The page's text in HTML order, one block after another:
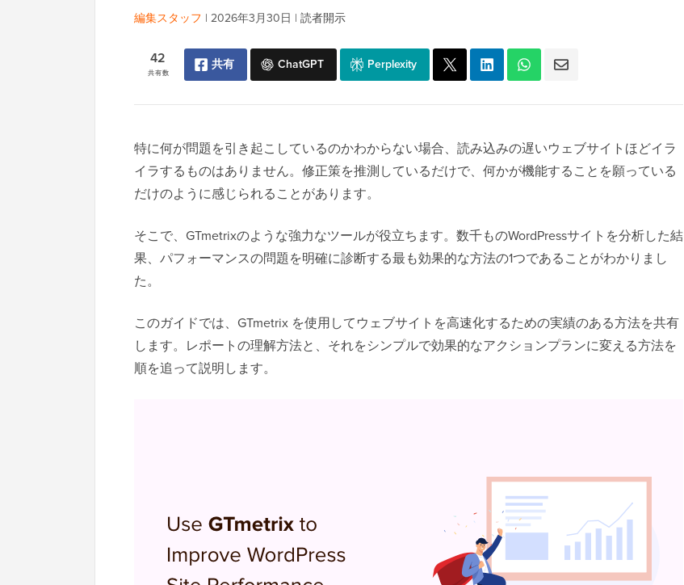
編集スタッフ | 2026年3月30日 | 読者開示
共有数
42 共有 ChatGPT Perplexity
特に何が問題を引き起こしているのかわからない場合、読み込みの遅いウェブサイトほどイラ
イラするものはありません。修正策を推測しているだけで、何かが機能することを願っている
だけのように感じられることがあります。
そこで、GTmetrixのような強力なツールが役立ちます。数千ものWordPressサイトを分析した結
果、パフォーマンスの問題を明確に診断する最も効果的な方法の1つであることがわかりまし
た。
このガイドでは、GTmetrix を使用してウェブサイトを高速化するための実績のある方法を共有
します。レポートの理解方法と、それをシンプルで効果的なアクションプランに変える方法を
順を追って説明します。